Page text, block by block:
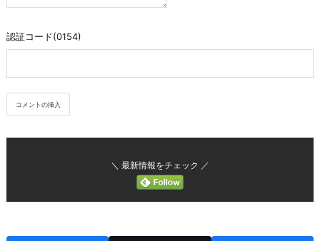
認証コード(0154)
＼ 最新情報をチェック ／